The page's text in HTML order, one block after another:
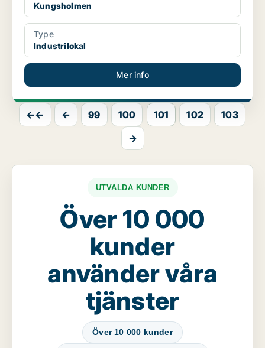
Kungsholmen
Type
Industrilokal
Mer info
←← ← 99 100 101 102
103
→
UTVALDA KUNDER
Över 10 000
kunder
använder våra
tjänster
Över 10 000 kunder